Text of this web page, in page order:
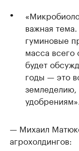
важная
гуминовые
масса всего
будет
годы — это
земледелию,
удобрениям».
— Михаил
агрохолдингов: